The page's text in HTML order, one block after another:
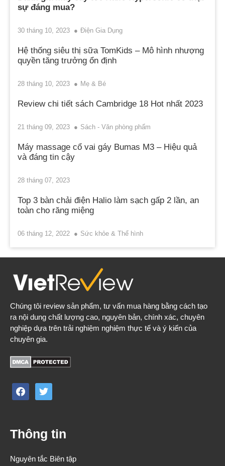
sự đáng mua?
30 tháng 10, 2023 Điện Gia Dụng
Hệ thống siêu thị sữa TomKids – Mô hình nhượng
quyền tăng trưởng ổn định
28 tháng 10, 2023 Mẹ & Bé
Review chi tiết sách Cambridge 18 Hot nhất 2023
21 tháng 09, 2023 Sách - Văn phòng phẩm
Máy massage cổ vai gáy Bumas M3 – Hiệu quả
và đáng tin cậy
28 tháng 07, 2023
Top 3 bàn chải điện Halio làm sạch gấp 2 lần, an
toàn cho răng miệng
06 tháng 12, 2022 Sức khỏe & Thể hình
Chúng tôi review sản phẩm, tư vấn mua hàng bằng cách tạo
ra nội dung chất lượng cao, nguyên bản, chính xác, chuyên
nghiệp dựa trên trải nghiệm nghiệm thực tế và ý kiến của
chuyên gia.
facebooktwitter
Thông tin
Nguyên tắc Biên tập